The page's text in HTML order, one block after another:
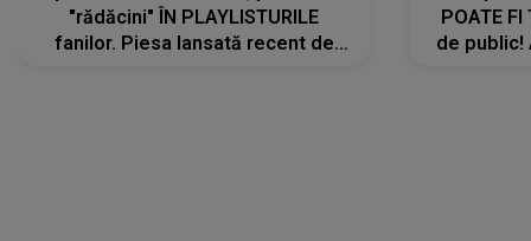
"rădăcini" ÎN PLAYLISTURILE
fanilor. Piesa lansată recent de
POATE FI
de public!